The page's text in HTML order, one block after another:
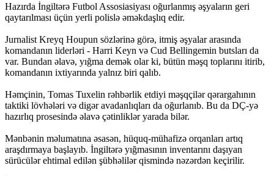
Hazırda İngiltərə Futbol Assosiasiyası oğurlanmış əşyaların geri
qaytarılması üçün yerli polislə əməkdaşlıq edir.
Jurnalist Kreyq Houpun sözlərinə görə, itmiş əşyalar arasında
komandanın liderləri - Harri Keyn və Cud Bellingemin butsları da
var. Bundan əlavə, yığma demək olar ki, bütün məşq toplarını itirib,
komandanın ixtiyarında yalnız biri qalıb.
Həmçinin, Tomas Tuxelin rəhbərlik etdiyi məşqçilər qərargahının
taktiki lövhələri və digər avadanlıqları da oğurlanıb. Bu da DÇ-yə
hazırlıq prosesində əlavə çətinliklər yarada bilər.
Mənbənin məlumatına əsasən, hüquq-mühafizə orqanları artıq
araşdırmaya başlayıb. İngiltərə yığmasının inventarını daşıyan
sürücülər ehtimal edilən şübhəlilər qismində nəzərdən keçirilir.